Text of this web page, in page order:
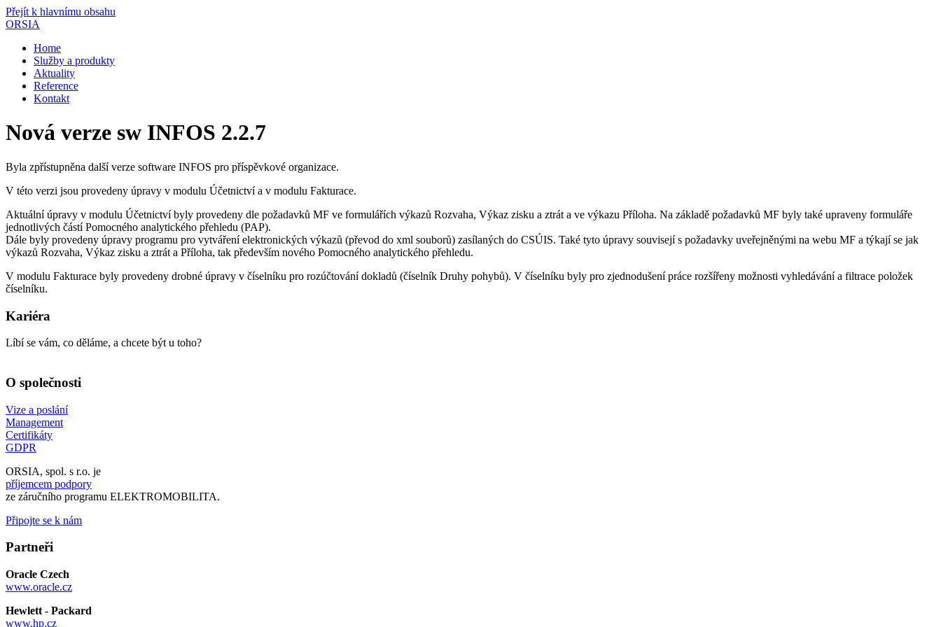
Přejít k hlavnímu obsahu
ORSIA
Home
Služby a produkty
Aktuality
Reference
Kontakt
Nová verze sw INFOS 2.2.7
Byla zpřístupněna další verze software INFOS pro příspěvkové organizace.
V této verzi jsou provedeny úpravy v modulu Účetnictví a v modulu Fakturace.
Aktuální úpravy v modulu Účetnictví byly provedeny dle požadavků MF ve formulářích výkazů Rozvaha, Výkaz zisku a ztrát a ve výkazu Příloha. Na základě požadavků MF byly také upraveny formuláře
jednotlivých částí Pomocného analytického přehledu (PAP).
Dále byly provedeny úpravy programu pro vytváření elektronických výkazů (převod do xml souborů) zasílaných do CSÚIS. Také tyto úpravy souvisejí s požadavky uveřejněnými na webu MF a týkají se jak
výkazů Rozvaha, Výkaz zisku a ztrát a Příloha, tak především nového Pomocného analytického přehledu.
V modulu Fakturace byly provedeny drobné úpravy v číselníku pro rozúčtování dokladů (číselník Druhy pohybů). V číselníku byly pro zjednodušení práce rozšířeny možnosti vyhledávání a filtrace položek
číselníku.
Kariéra
Líbí se vám, co děláme, a chcete být u toho?
O společnosti
Vize a poslání
Management
Certifikáty
GDPR
ORSIA, spol. s r.o. je
příjemcem podpory
ze záručního programu ELEKTROMOBILITA.
Připojte se k nám
Partneři
Oracle Czech
www.oracle.cz
Hewlett - Packard
www.hp.cz